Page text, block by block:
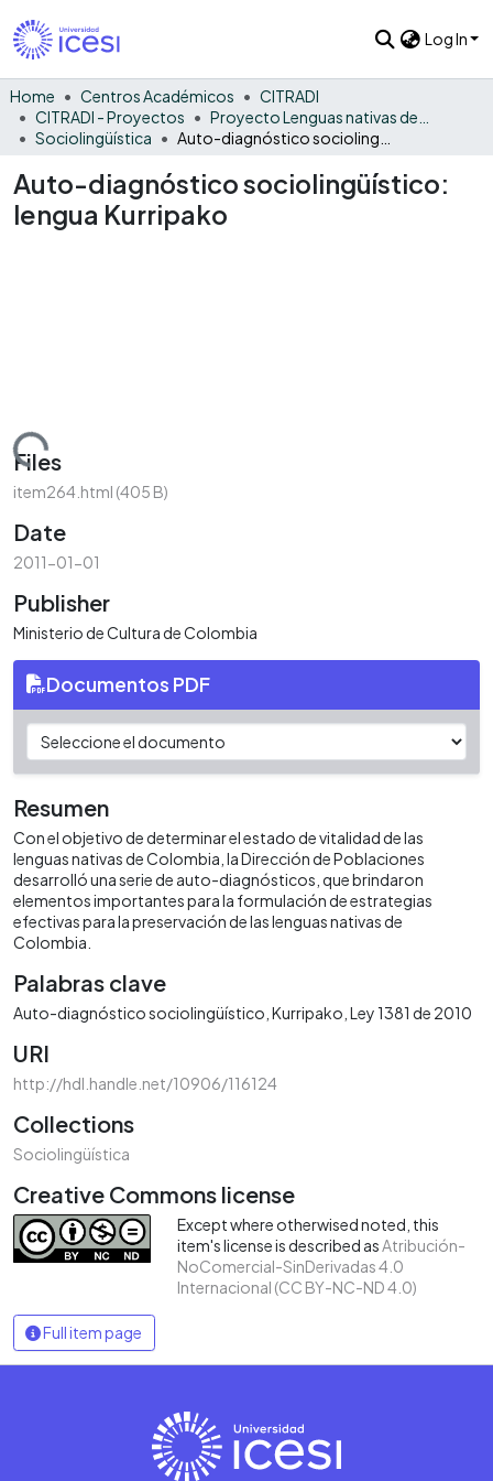
Log In
Home Centros Académicos
CITRADI
CITRADI - Proyectos
Sociolingüística
Auto-diagnóstico sociolingüístico:
lengua Kurripako
Loading...
Files
item264.html (405 B)
Date
2011-01-01
Publisher
Ministerio de Cultura de Colombia
Documentos PDF
Resumen
Con el objetivo de determinar el estado de vitalidad de las
lenguas nativas de Colombia, la Dirección de Poblaciones
desarrolló una serie de auto-diagnósticos, que brindaron
elementos importantes para la formulación de estrategias​​
efectivas para la preservación de las lenguas nativas de
Colombia.
Palabras clave
Auto-diagnóstico sociolingüístico Kurripako Ley 1381 de 2010
URI
http://hdl.handle.net/10906/116124
Collections
Sociolingüística
Creative Commons license
Except where otherwised noted, this
item's license is described asAtribución-
NoComercial-SinDerivadas 4.0
Internacional (CC BY-NC-ND 4.0)
Full item page